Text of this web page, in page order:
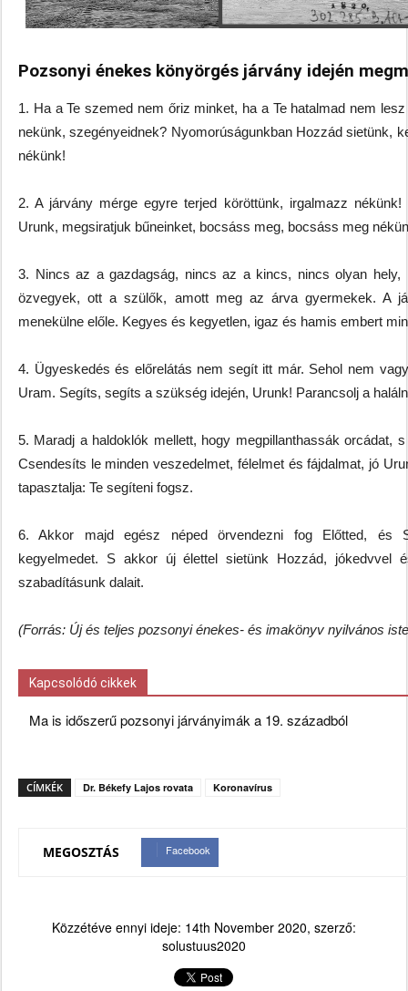
Pozsonyi énekes könyörgés járvány idején
1. Ha a Te szemed nem őriz minket, ha a Te hatalmad nem
nekünk, szegényeidnek? Nyomorúságunkban Hozzád sietünk,
nékünk!
2. A járvány mérge egyre terjed köröttünk, irgalmazz
Urunk, megsiratjuk bűneinket, bocsáss meg, bocsáss meg
3. Nincs az a gazdagság, nincs az a kincs, nincs olyan hely,
özvegyek, ott a szülők, amott meg az árva gyermekek. A
menekülne előle. Kegyes és kegyetlen, igaz és hamis embert
4. Ügyeskedés és előrelátás nem segít itt már. Sehol nem
Uram. Segíts, segíts a szükség idején, Urunk! Parancsolj a
5. Maradj a haldoklók mellett, hogy megpillanthassák orcádat,
Csendesíts le minden veszedelmet, félelmet és fájdalmat, jó
tapasztalja: Te segíteni fogsz.
6. Akkor majd egész néped örvendezni fog Előtted, és
kegyelmedet. S akkor új élettel sietünk Hozzád, jókedvvel
szabadításunk dalait.
(Forrás: Új és teljes pozsonyi énekes- és imakönyv nyilvános
Kapcsolódó cikkek
Ma is időszerű pozsonyi járványimák a 19. századból
CÍMKÉK Dr. Békefy Lajos rovata Koronavírus
MEGOSZTÁS Facebook
Közzétéve ennyi ideje: 14th November 2020, szerző:
solustuus2020